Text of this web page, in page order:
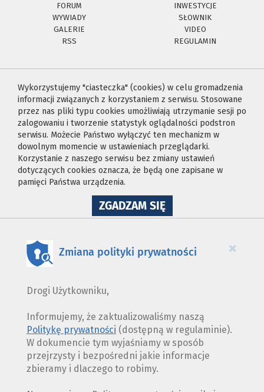
FORUM
INWESTYCJE
WYWIADY
SŁOWNIK
GALERIE
VIDEO
RSS
REGULAMIN
Wykorzystujemy "ciasteczka" (cookies) w celu gromadzenia
informacji związanych z korzystaniem z serwisu. Stosowane
przez nas pliki typu cookies umożliwiają utrzymanie sesji po
zalogowaniu i tworzenie statystyk oglądalności podstron
serwisu. Możecie Państwo wyłączyć ten mechanizm w
dowolnym momencie w ustawieniach przeglądarki.
Korzystanie z naszego serwisu bez zmiany ustawień
dotyczących cookies oznacza, że będą one zapisane w
pamięci Państwa urządzenia.
ZGADZAM SIĘNA
WYKORZYSTANIE
×
Zmiana polityki prywatności
Drogi Użytkowniku,
Informujemy, że zaktualizowaliśmy naszą
Politykę prywatności (dostępną w regulaminie).
W dokumencie tym wyjaśniamy w sposób
przejrzysty i bezpośredni jakie informacje
zbieramy i dlaczego to robimy.